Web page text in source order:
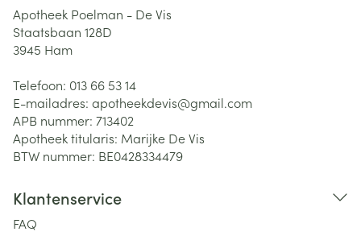
Apotheek Poelman - De Vis
Staatsbaan 128D
3945 Ham
Telefoon: 013 66 53 14
E-mailadres: apotheekdevis@gmail.com
APB nummer: 713402
Apotheek titularis: Marijke De Vis
BTW nummer: BE0428334479
Klantenservice
FAQ